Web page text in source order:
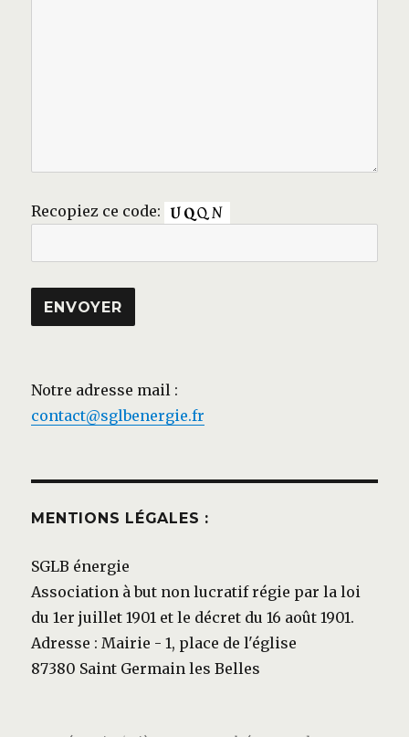
Recopiez ce code:
Notre adresse mail :
contact@sglbenergie.fr
MENTIONS LÉGALES :
SGLB énergie
Association à but non lucratif régie par la loi
du 1er juillet 1901 et le décret du 16 août 1901.
Adresse : Mairie - 1, place de l'église
87380 Saint Germain les Belles